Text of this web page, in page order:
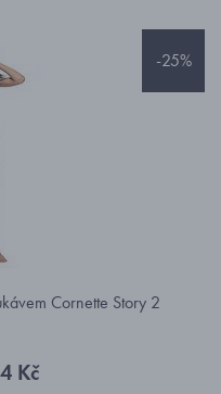
-25%
Cornette Story 2
Kč